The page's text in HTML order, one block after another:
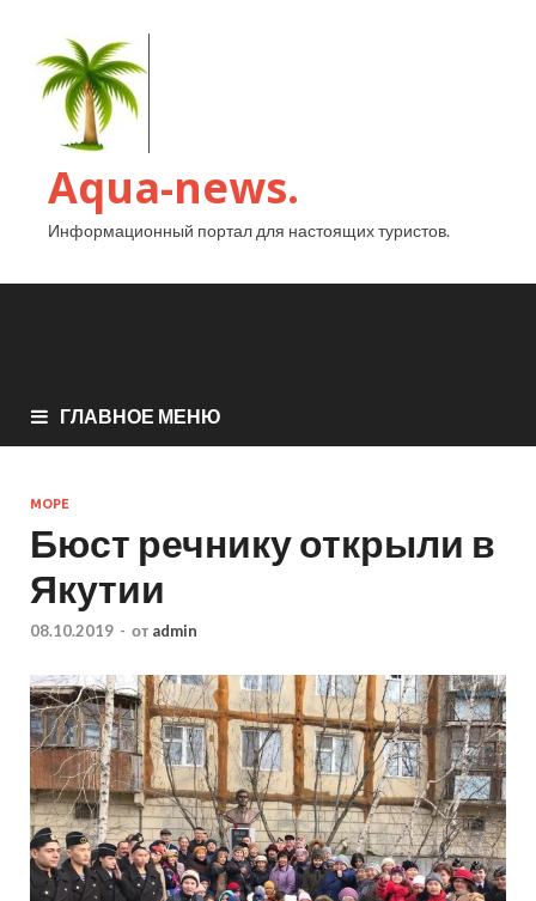
Aqua-news.
Информационный портал для настоящих туристов.
ГЛАВНОЕ МЕНЮ
МОРЕ
Бюст речнику открыли в
Якутии
08.10.2019 - от admin